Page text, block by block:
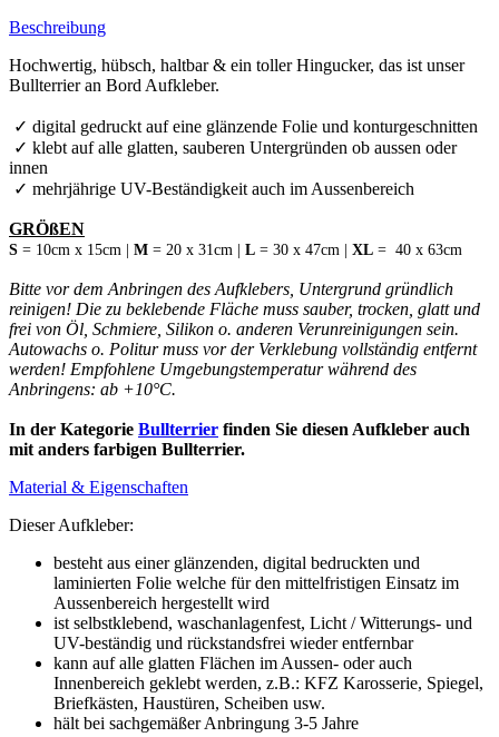
Beschreibung
Hochwertig, hübsch, haltbar & ein toller Hingucker, das ist unser
Bullterrier an Bord Aufkleber.
✓ digital gedruckt auf eine glänzende Folie und konturgeschnitten
✓ klebt auf alle glatten, sauberen Untergründen ob aussen oder
innen
✓ mehrjährige UV-Beständigkeit auch im Aussenbereich
GRÖßEN
S = 10cm x 15cm | M = 20 x 31cm | L = 30 x 47cm | XL = 40 x 63cm
Bitte vor dem Anbringen des Aufklebers, Untergrund gründlich
reinigen! Die zu beklebende Fläche muss sauber, trocken, glatt und
frei von Öl, Schmiere, Silikon o. anderen Verunreinigungen sein.
Autowachs o. Politur muss vor der Verklebung vollständig entfernt
werden! Empfohlene Umgebungstemperatur während des
Anbringens: ab +10°C.
In der Kategorie Bullterrier finden Sie diesen Aufkleber auch
mit anders farbigen Bullterrier.
Material & Eigenschaften
Dieser Aufkleber:
besteht aus einer glänzenden, digital bedruckten und
laminierten Folie welche für den mittelfristigen Einsatz im
Aussenbereich hergestellt wird
ist selbstklebend, waschanlagenfest, Licht / Witterungs- und
UV-beständig und rückstandsfrei wieder entfernbar
kann auf alle glatten Flächen im Aussen- oder auch
Innenbereich geklebt werden, z.B.: KFZ Karosserie, Spiegel,
Briefkästen, Haustüren, Scheiben usw.
hält bei sachgemäßer Anbringung 3-5 Jahre